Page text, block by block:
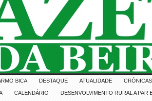
BICA DESTAQUE ATUALIDADE CRÓNICAS
CALENDÁRIO DESENVOLVIMENTO RURAL A PAR